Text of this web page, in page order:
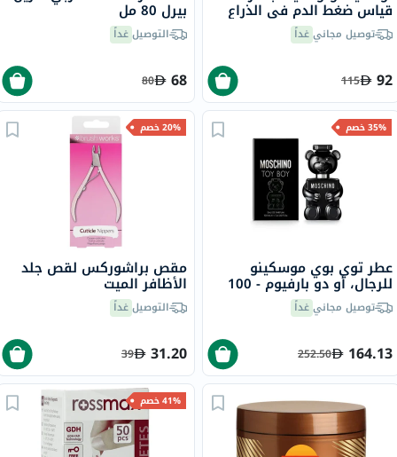
قياس ضغط الدم في الذراع
N-04توصيل مجانيغداً
92
115
بيرل 80 مل
التوصيلغداً
68
80
35% خصم
عطر توي بوي موسكينو
للرجال، أو دو بارفيوم - 100
ملتوصيل مجانيغداً
164.13
252.50
20% خصم
مقص براشوركس لقص جلد
الأظافر الميت
التوصيلغداً
31.20
39
41% خصم